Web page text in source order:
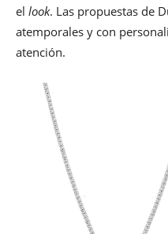
el look. Las propuestas de
atemporales y con
atención.